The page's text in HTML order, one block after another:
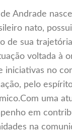
de Andrade
nato,
de sua
voltada à
iniciativas no
pelo
uma
em
na